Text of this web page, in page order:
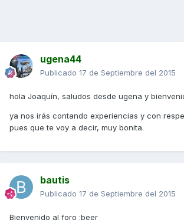
ugena44
Publicado 17 de Septiembre del 2015
hola Joaquín, saludos desde ugena y
ya nos irás contando experiencias y con
pues que te voy a decir, muy bonita.
bautis
Publicado 17 de Septiembre del 2015
Bienvenido al foro :beer